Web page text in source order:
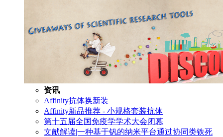
资讯
Affinity抗体换新装
Affinity新品推荐 - 小规格套装抗体
第十五届全国免疫学学术大会闭幕
文献解读|一种基于钒的纳米平台通过协同类铁死